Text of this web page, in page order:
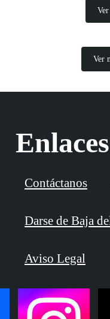
Ver
Contáctanos
Darse de Baja
Aviso Legal